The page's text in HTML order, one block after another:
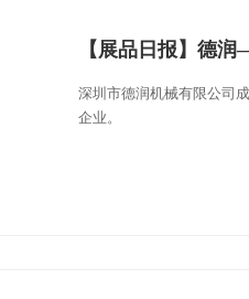
【展品日报】德
深圳市德润机械有限公司
企业。